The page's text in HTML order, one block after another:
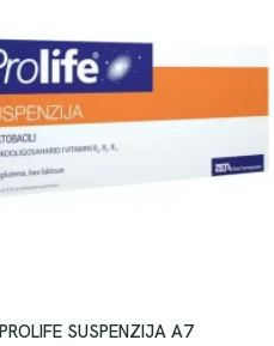
PROLIFE SUSPENZIJA A7